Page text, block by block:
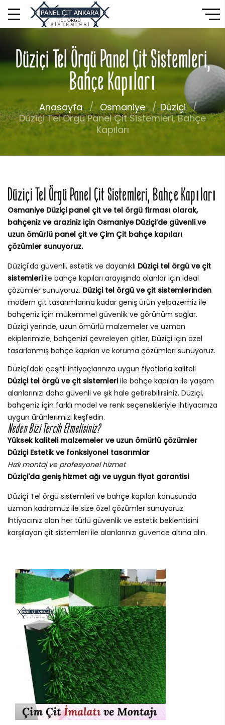
Düziçi Tel Örgü Panel Çit Sistemleri,
Bahçe Kapıları
Anasayfa Osmaniye
Düziçi
Düziçi Tel Örgü Panel Çit Sistemleri, Bahçe
Kapıları
Düziçi Tel Örgü Panel Çit Sistemleri, Bahçe Kapıları
Osmaniye Düziçi panel çit ve tel örgü firması olarak,
bahçeniz ve araziniz için Osmaniye Düziçi’de güvenli ve
uzun ömürlü panel çit ve Çim Çit bahçe kapıları
çözümler sunuyoruz.
Düziçi'da güvenli, estetik ve dayanıklı Düziçi tel örgü ve çit
sistemleriile bahçe kapıları arayışında olanlar için ideal
çözümler sunuyoruz. Düziçi tel örgü ve çit sistemlerinden
modern çit tasarımlarına kadar geniş ürün yelpazemiz ile
bahçeniz için mükemmel güvenlik ve görünüm sağlar.
Düziçi yerinde, uzun ömürlü malzemeler ve uzman
ekiplerimizle, bahçenizi çevreleyen çitler, Düziçi için özel
tasarlanmış bahçe kapıları ve koruma çözümleri sunuyoruz.
Düziçi'daki çeşitli ihtiyaçlarınıza uygun fiyatlarla kaliteli
Düziçi tel örgü ve çit sistemleriile bahçe kapıları ile yaşam
alanlarınızı daha güvenli ve şık hale getirebilirsiniz. Düziçi,
bahçeniz için farklı model ve renk seçenekleriyle ihtiyacınıza
uygun ürünlerimizi keşfedin.
Neden Bizi Tercih Etmelisiniz?
Yüksek kaliteli malzemeler ve uzun ömürlü çözümler
Düziçi Estetik ve fonksiyonel tasarımlar
Hızlı montaj ve profesyonel hizmet
Düziçi'da geniş hizmet ağı ve uygun fiyat garantisi
Düziçi Tel örgü sistemleri ve bahçe kapıları konusunda
uzman kadromuz ile size özel çözümler sunuyoruz.
İhtiyacınız olan her türlü güvenlik ve estetik beklentisini
karşılayan çit sistemleri ile alanlarınızı güvence altına alın.